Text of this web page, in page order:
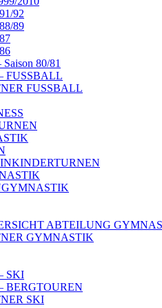
92
89
80/81
FUSSBALL
FUSSBALL
ABTEILUNG
GYMNASTIK
SKI
BERGTOUREN
SKI